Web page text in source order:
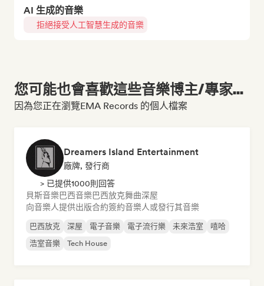
AI 生成的音樂
拒絕接受人工智慧生成的音樂
您可能也會喜歡這些音樂博主/專家...
因為您正在瀏覽EMA Records 的個人檔案
Dreamers Island Entertainment
廠牌, 發行商
> 已提供1000則回答
貝斯音樂巴西音樂巴西放克舞曲深屋
向音樂人提供出版合約簽約音樂人或發行其音樂
巴西放克 深屋 電子音樂 電子流行樂 未來浩室
嘻哈
浩室音樂
Tech House